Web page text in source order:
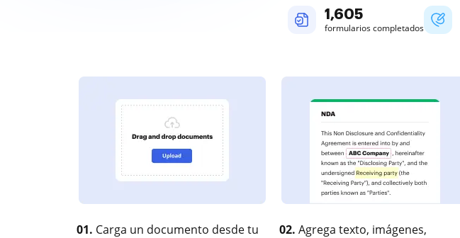
1,606
formularios completados
01. Carga un documento desde tu
02. Agrega texto, imágenes,